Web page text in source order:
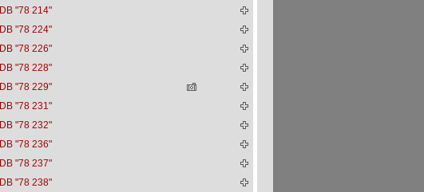
DB "78 214"
DB "78 224"
DB "78 226"
DB "78 228"
DB "78 229"
DB "78 231"
DB "78 232"
DB "78 236"
DB "78 237"
DB "78 238"